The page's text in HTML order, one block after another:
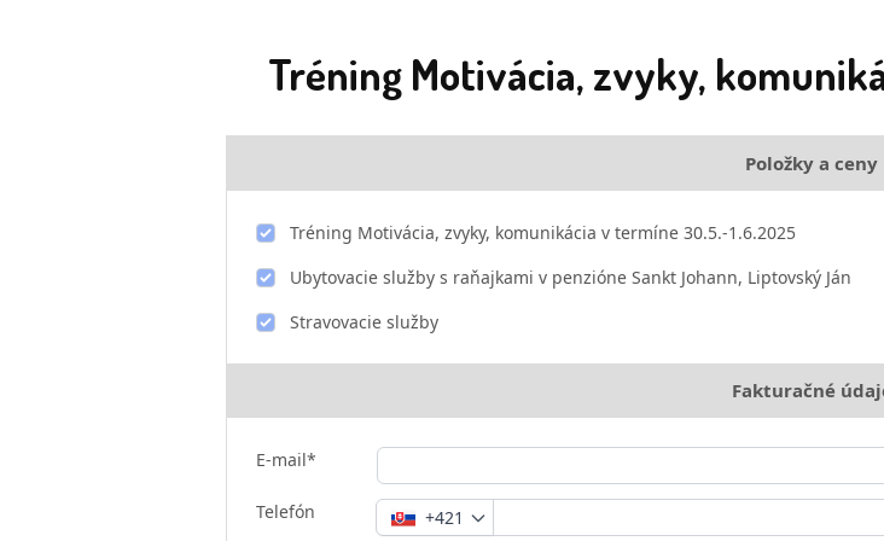
Tréning Motivácia, zvyky,
Položky a ceny
Tréning Motivácia, zvyky, komunikácia v termíne 30.5.-1.6.2025
Ubytovacie služby s raňajkami v penzióne Sankt Johann, Liptovský Ján
Stravovacie služby
Fakturačné
E-mail*
Telefón
+421